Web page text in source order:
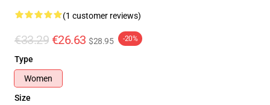
(1 customer reviews)
€33.29 €26.63 $28.95 -20%
Type
Women
Size